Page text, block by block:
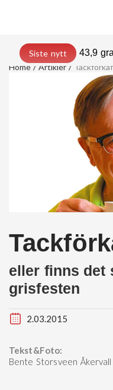
Siste nytt 43,9
Home
Artikler
eller finns det
grisfesten
2.03.2015
Tekst&Foto:
Bente Storsveen Åkervall